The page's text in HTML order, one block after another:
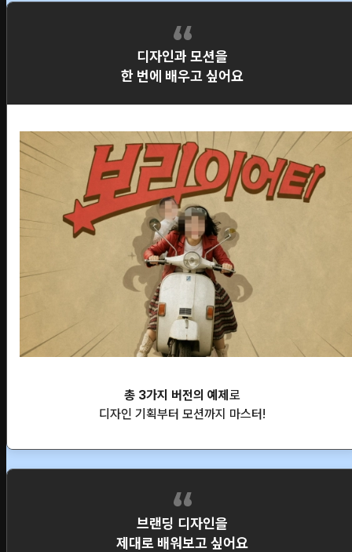
디자인과 모션을
한 번에 배우고 싶어요
총 3가지 버전의 예제 로
디자인 기획부터 모션까지 마스터!
브랜딩 디자인을
제대로 배워보고 싶어요